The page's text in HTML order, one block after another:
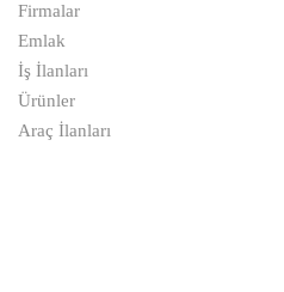
Bilgisayar & Donanım
Çadır & Tente & Kepenk
Firmalar
Emlak
İş İlanları
Ürünler
Araç İlanları